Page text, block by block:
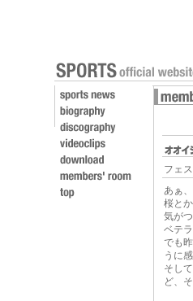
フェス
あぁ
桜と
気が
ベテ
でも
うに
そし
ど、